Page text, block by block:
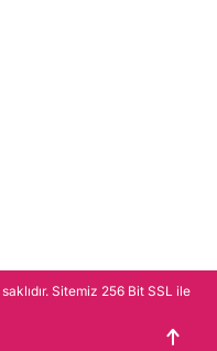
Sitemiz 256 Bit SSL ile